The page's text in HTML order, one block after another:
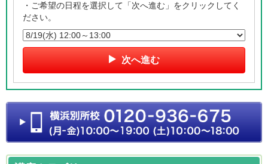
・ご希望の日程を選択して「次へ進む」をクリックしてく
ださい。
次へ進む